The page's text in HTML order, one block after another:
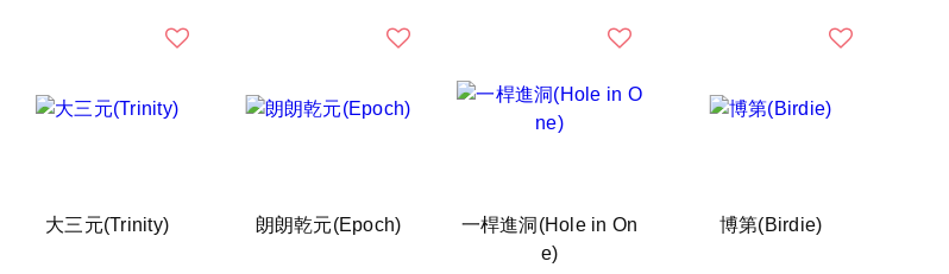
大三元(Trinity) 朗朗乾元(Epoch)
一桿進洞(Hole in On
e)
博第(Birdie)